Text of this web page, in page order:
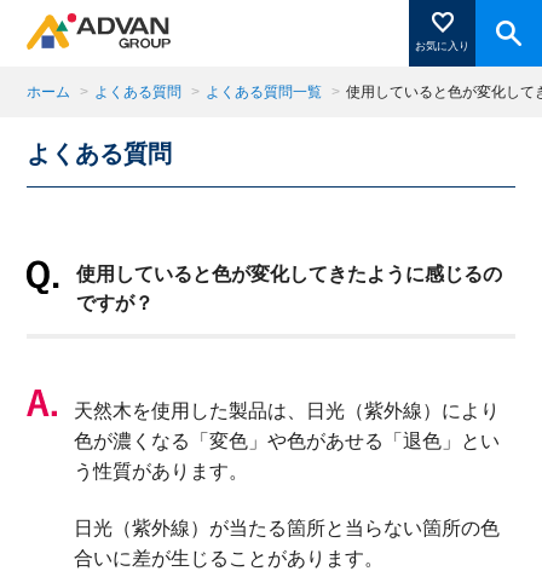
お気に入り
商品ページにある「お気に入り登録」を押すと登録した
商品がここに表示されます。
ホーム > よくある質問 > よくある質問一覧 > 使用していると色が変化し
よくある質問
使用していると色が変化してきたように感じるの
ですが？
天然木を使用した製品は、日光（紫外線）により
色が濃くなる「変色」や色があせる「退色」とい
う性質があります。
日光（紫外線）が当たる箇所と当らない箇所の色
合いに差が生じることがあります。